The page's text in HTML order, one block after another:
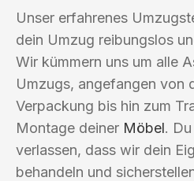
Unser erfahrenes
dein Umzug reibungslos
Wir kümmern uns um alle
Umzugs, angefangen von
Verpackung bis hin zum
Montage deiner Möbel.
verlassen, dass wir dein
behandeln und